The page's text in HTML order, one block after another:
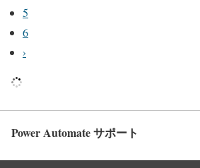
5
6
›
Power Automate サポート